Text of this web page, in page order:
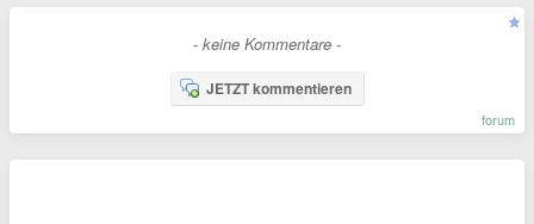
- keine Kommentare -
JETZT kommentieren
forum